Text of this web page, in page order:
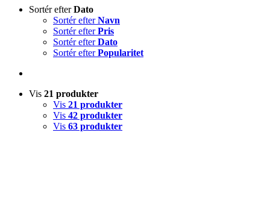
Sortér efterDato
Sortér efterNavn
Sortér efterPris
Sortér efterDato
Sortér efterPopularitet
Vis 21 produkter
Vis 21 produkter
Vis 42 produkter
Vis 63 produkter